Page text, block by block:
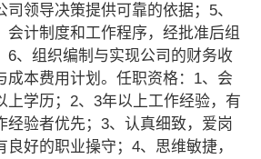
领导决策提供可靠的依据；5、
会计制度和工作程序，经批准后组
6、组织编制与实现公司的财务收
成本费用计划。任职资格：1、会
上学历；2、3年以上工作经验，有
经验者优先；3、认真细致，爱岗
好的职业操守；4、思维敏捷，